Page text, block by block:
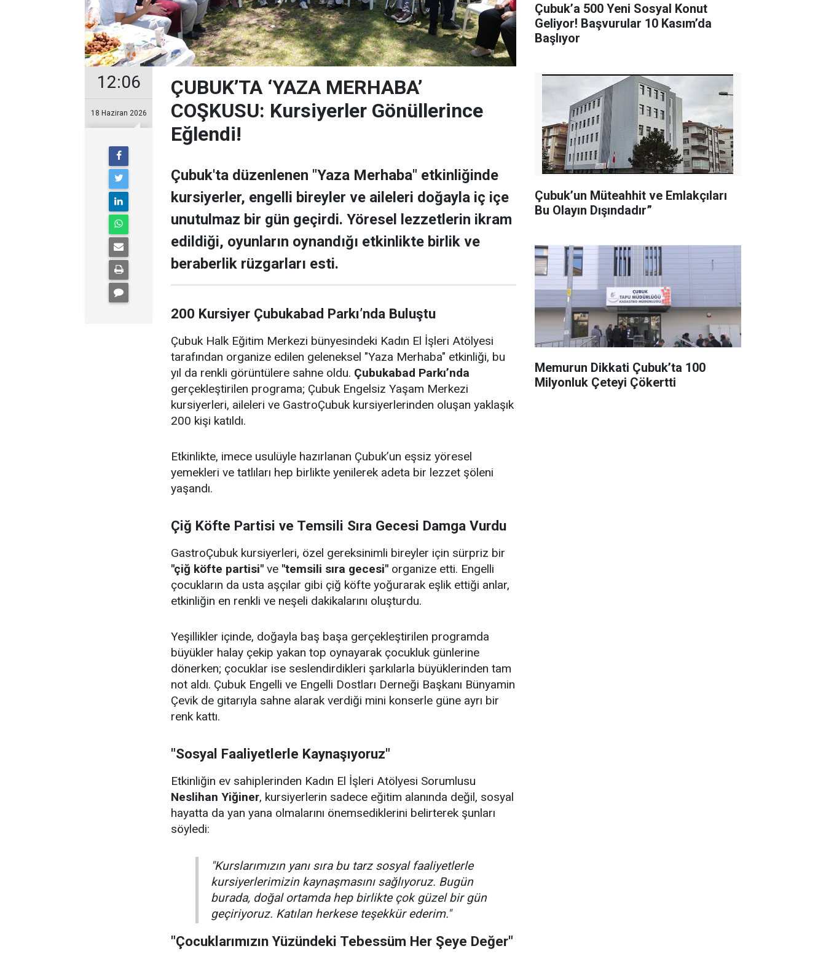
12:06
18 Haziran 2026
ÇUBUK’TA ‘YAZA MERHABA’
COŞKUSU: Kursiyerler Gönüllerince
Eğlendi!
Çubuk'ta düzenlenen "Yaza Merhaba" etkinliğinde
kursiyerler, engelli bireyler ve aileleri doğayla iç içe
unutulmaz bir gün geçirdi. Yöresel lezzetlerin ikram
edildiği, oyunların oynandığı etkinlikte birlik ve
beraberlik rüzgarları esti.
200 Kursiyer Çubukabad Parkı’nda Buluştu
Çubuk Halk Eğitim Merkezi bünyesindeki Kadın El İşleri Atölyesi
tarafından organize edilen geleneksel "Yaza Merhaba" etkinliği, bu
yıl da renkli görüntülere sahne oldu. Çubukabad Parkı’nda
gerçekleştirilen programa; Çubuk Engelsiz Yaşam Merkezi
kursiyerleri, aileleri ve GastroÇubuk kursiyerlerinden oluşan yaklaşık
200 kişi katıldı.
Etkinlikte, imece usulüyle hazırlanan Çubuk’un eşsiz yöresel
yemekleri ve tatlıları hep birlikte yenilerek adeta bir lezzet şöleni
yaşandı.
Çiğ Köfte Partisi ve Temsili Sıra Gecesi Damga Vurdu
GastroÇubuk kursiyerleri, özel gereksinimli bireyler için sürpriz bir
"çiğ köfte partisi" ve "temsili sıra gecesi" organize etti. Engelli
çocukların da usta aşçılar gibi çiğ köfte yoğurarak eşlik ettiği anlar,
etkinliğin en renkli ve neşeli dakikalarını oluşturdu.
Yeşillikler içinde, doğayla baş başa gerçekleştirilen programda
büyükler halay çekip yakan top oynayarak çocukluk günlerine
dönerken; çocuklar ise seslendirdikleri şarkılarla büyüklerinden tam
not aldı. Çubuk Engelli ve Engelli Dostları Derneği Başkanı Bünyamin
Çevik de gitarıyla sahne alarak verdiği mini konserle güne ayrı bir
renk kattı.
"Sosyal Faaliyetlerle Kaynaşıyoruz"
Etkinliğin ev sahiplerinden Kadın El İşleri Atölyesi Sorumlusu
Neslihan Yiğiner, kursiyerlerin sadece eğitim alanında değil, sosyal
hayatta da yan yana olmalarını önemsediklerini belirterek şunları
söyledi:
"Kurslarımızın yanı sıra bu tarz sosyal faaliyetlerle
kursiyerlerimizin kaynaşmasını sağlıyoruz. Bugün
burada, doğal ortamda hep birlikte çok güzel bir gün
geçiriyoruz. Katılan herkese teşekkür ederim."
"Çocuklarımızın Yüzündeki Tebessüm Her Şeye Değer"
Çubuk’a 500 Yeni Sosyal Konut
Geliyor! Başvurular 10 Kasım’da
Başlıyor
Çubuk’un Müteahhit ve Emlakçıları
Bu Olayın Dışındadır”
Memurun Dikkati Çubuk’ta 100
Milyonluk Çeteyi Çökertti